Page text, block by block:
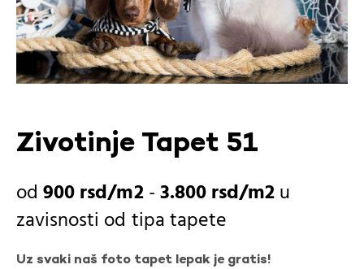
Zivotinje Tapet 51
900rsd -3.800rsd
u
zavisnosti od tipa tapete
Uz svaki naš foto tapet lepak je gratis!